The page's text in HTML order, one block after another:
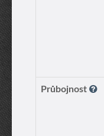
Průbojnost